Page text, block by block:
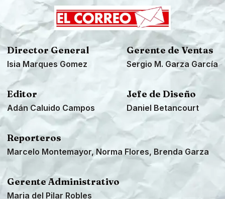
Director General
Isia Marques Gomez
Gerente de Ventas
Sergio M. Garza García
Editor
Adán Caluido Campos
Jefe de Diseño
Daniel Betancourt
Reporteros
Marcelo Montemayor, Norma Flores, Brenda Garza
Gerente Administrativo
Maria del Pilar Robles